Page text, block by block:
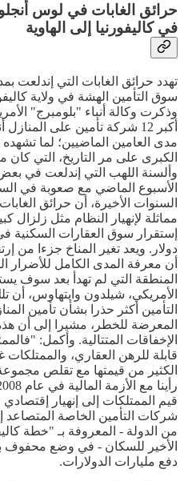
حرائق الغابات في لوس
في كاليفورنيا إلى الهاوية
تهدد حرائق الغابات التي إندلعت
سوق التأمين الهشة في ولاية
وذكرت وكالة أنباء "بلومبرج"
أكبر 12 شركة تأمين على
مدى العامين الماضيين؛ لما
الكبرى على مر التاريخ، التي كان
وألسنة اللهب التي إندلعت في
الأسبوع الماضي مع صعوبة في
السنوات الأخيرة، أن حرائق
مماثلة لإنهيار النظام مثل
دولار. ويعد تغير المناخ جزءا من
أن معرفة المدى الكامل للأضرار
المنطقة التي لم تهدأ بعد سوف
الأمريكي، شيلدون وايتهاوس،
التأمين أكثر حذرا بشأن تأمين
المعرضة للخطر، مشيرا إلى أن
الإخفاقات المتتالية. وأكمل:
قابلة للرهن العقاري، والممتلكات
الكثير من قيمتها مع تقلص
قيم الممتلكات إلى إنهيار
شركات التأمين الخاصة
من الدولة - المعروفة بـ "خطة
الأخير للسكان - في وضع محفوف
دفع مليارات الدولارات.